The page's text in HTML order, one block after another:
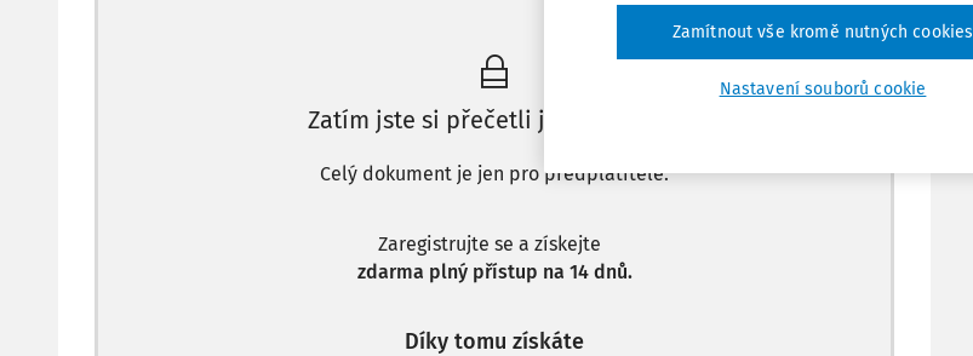
Zatím jste si přečetli jen začátek…
Celý dokument je jen pro předplatitele.
Zaregistrujte se a získejte
zdarma plný přístup na 14 dnů.
Díky tomu získáte
Nastavení souborů cookie
Zamítnout vše kromě nutných cookies